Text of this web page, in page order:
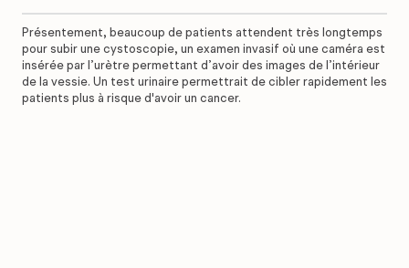
Présentement, beaucoup de patients attendent très longtemps
pour subir une cystoscopie, un examen invasif où une caméra est
insérée par l’urètre permettant d’avoir des images de l’intérieur
de la vessie. Un test urinaire permettrait de cibler rapidement les
patients plus à risque d'avoir un cancer.